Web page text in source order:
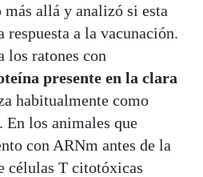
allá y analizó si esta
respuesta a la vacunación.
los ratones con
presente en la clara
habitualmente como
los animales que
con ARNm antes de la
células T citotóxicas